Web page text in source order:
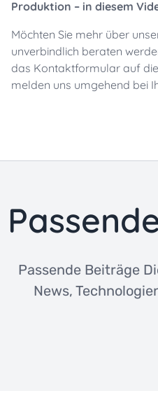
Produktion – in diesem
Möchten Sie mehr über
unverbindlich beraten
das Kontaktformular auf
melden uns umgehend bei
Passende Beiträge
News,